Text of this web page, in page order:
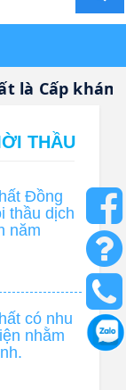
Cấp khám
THẦU
Đồng
thầu dịch
năm
có nhu
nhằm